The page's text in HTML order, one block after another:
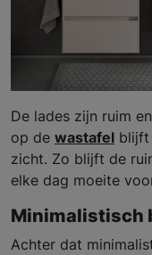
De lades zijn ruim
op de wastafel blijft
zicht. Zo blijft de
elke dag moeite
Minimalistisch
Achter dat